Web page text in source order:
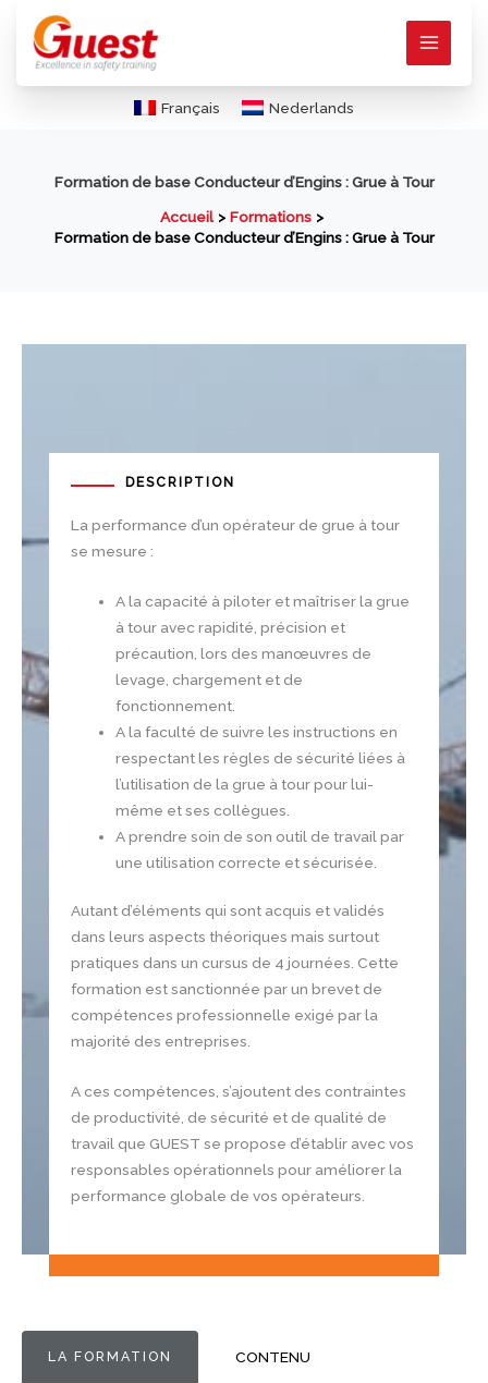
contenu
Français Nederlands
Formation de base Conducteur d’Engins : Grue à Tour
Accueil
Formations
Formation de base Conducteur d’Engins : Grue à Tour
DESCRIPTION
La performance d’un opérateur de grue à tour
se mesure :
A la capacité à piloter et maîtriser la grue
à tour avec rapidité, précision et
précaution, lors des manœuvres de
levage, chargement et de
fonctionnement.
A la faculté de suivre les instructions en
respectant les règles de sécurité liées à
l’utilisation de la grue à tour pour lui-
même et ses collègues.
A prendre soin de son outil de travail par
une utilisation correcte et sécurisée.
Autant d’éléments qui sont acquis et validés
dans leurs aspects théoriques mais surtout
pratiques dans un cursus de 4 journées. Cette
formation est sanctionnée par un brevet de
compétences professionnelle exigé par la
majorité des entreprises.
A ces compétences, s’ajoutent des contraintes
de productivité, de sécurité et de qualité de
travail que GUEST se propose d’établir avec vos
responsables opérationnels pour améliorer la
performance globale de vos opérateurs.
LA FORMATION CONTENU